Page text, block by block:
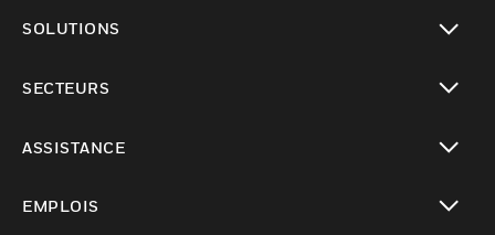
SOLUTIONS
SECTEURS
ASSISTANCE
EMPLOIS